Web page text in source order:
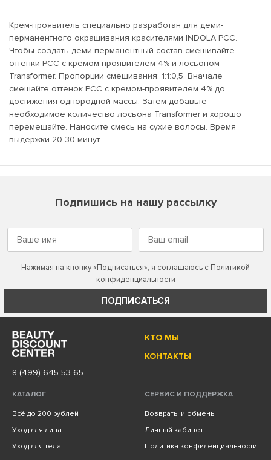
Крем-проявитель специально разработан для деми-
перманентного окрашивания красителями INDOLA PCC.
Чтобы создать деми-перманентный состав смешивайте
оттенки PCC с кремом-проявителем 4% и лосьоном
Transformer. Пропорции смешивания: 1:1:0,5. Вначале
смешайте оттенок PCC с кремом-проявителем 4% до
достижения однородной массы. Затем добавьте
необходимое количество лосьона Transformer и хорошо
перемешайте. Наносите смесь на сухие волосы. Время
выдержки 20-30 минут.
Подпишись на нашу рассылку
Нажимая на кнопку «Подписаться», я соглашаюсь с Политикой
конфиденциальности
ПОДПИСАТЬСЯ
КТО МЫ
КОНТАКТЫ
8 (499) 645-53-65
КАТАЛОГ
Всё до 200 рублей
Уход для лица
Уход для тела
СЕРВИС И ПОДДЕРЖКА
Возвраты и обмены
Личный кабинет
Политика конфиденциальности